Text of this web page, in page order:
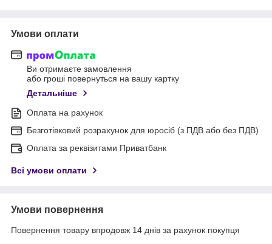
Умови оплати
Ви отримаєте замовлення
або гроші повернуться на вашу картку
Детальніше
Оплата на рахунок
Безготівковий розрахунок для юросіб (з ПДВ або без ПДВ)
Оплата за реквізитами Приватбанк
Всі умови оплати
Умови повернення
Повернення товару впродовж 14 днів за рахунок покупця